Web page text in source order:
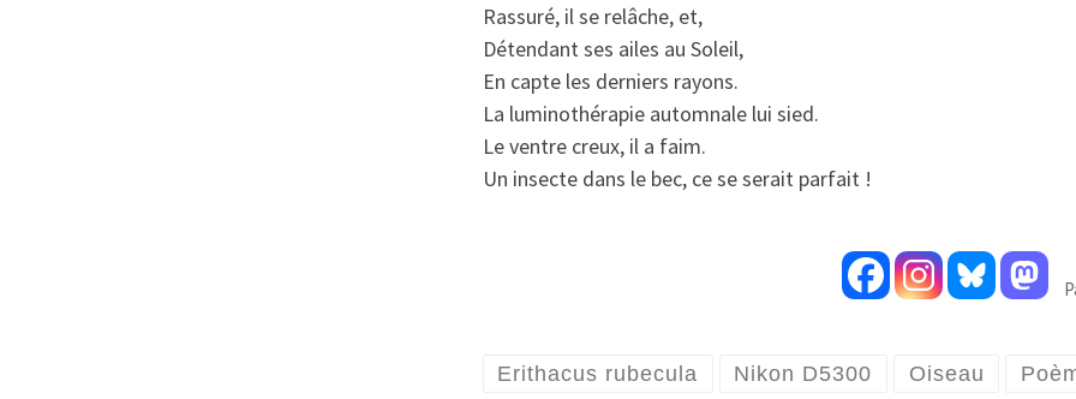
Rassuré, il se relâche, et,
Détendant ses ailes au Soleil,
En capte les derniers rayons.
La luminothérapie automnale lui sied.
Le ventre creux, il a faim.
Un insecte dans le bec, ce se serait parfait !
Erithacus rubecula Nikon D5300 Oiseau